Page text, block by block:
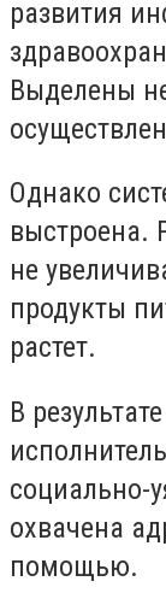
развития
Выделены
Однако
выстроена.
не
продукты
растет.
В
социально-
охвачена
помощью.